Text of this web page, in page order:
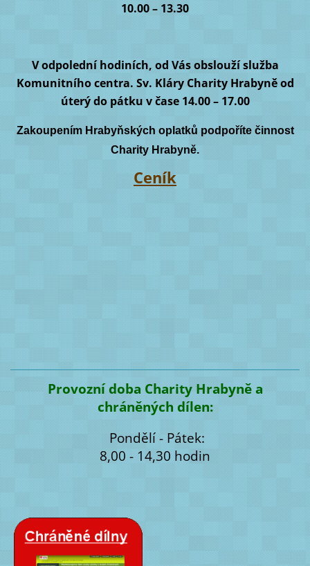
10.00 – 13.30
V odpolední hodiních, od Vás obslouží služba
Komunitního centra. Sv. Kláry Charity Hrabyně od
úterý do pátku v čase 14.00 – 17.00
Zakoupením Hrabyňských oplatků podpoříte činnost
Charity Hrabyně.
Ceník
Provozní doba Charity Hrabyně a
chráněných dílen:
Pondělí - Pátek:
8,00 - 14,30 hodin